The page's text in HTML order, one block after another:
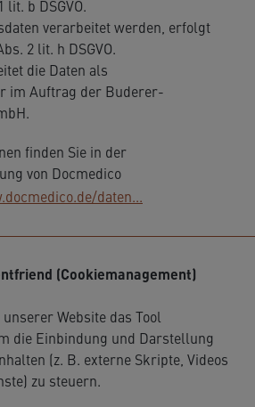
lit. b DSGVO.
verarbeitet werden, erfolgt
2 lit. h DSGVO.
die Daten als
im Auftrag der Buderer-
finden Sie in der
von Docmedico
daten...
(Cookiemanagement)
Website das Tool
die Einbindung und Darstellung
(z. B. externe Skripte, Videos
zu steuern.